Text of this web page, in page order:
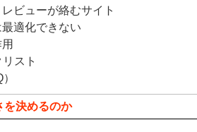
ビューが絡むサイト
適化できない
スト
を決めるのか